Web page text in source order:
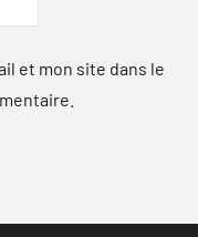
et mon site dans le